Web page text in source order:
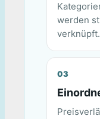
werden
verknüpft.